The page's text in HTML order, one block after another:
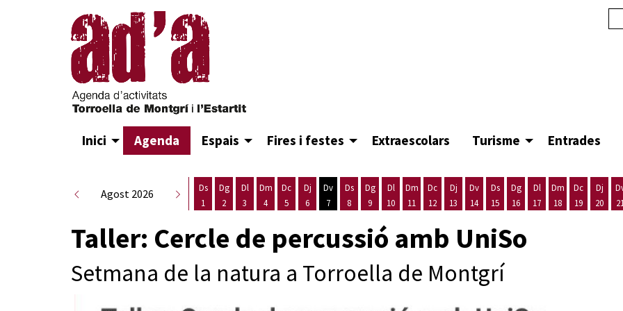
Inici Agenda Espais Fires i festes Extraescolars Turisme Entrades
Agost 2026
Ds
1
Dg
2
Dl
3
Dm
4
Dc
5
Dj
6
Dv
7
Ds
8
Dg
9
Dl
10
Dm
11
Dc
12
Dj
13
Dv
14
Ds
15
Dg
16
Dl
17
Dm
18
Dc
19
Dj
20
Taller: Cercle de percussió amb UniSo
Setmana de la natura a Torroella de Montgrí